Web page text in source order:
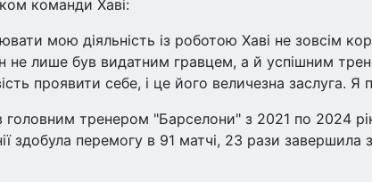
команди Хаві:
мою діяльність із роботою Хаві не зовсім
не лише був видатним гравцем, а й успішним
проявити себе, і це його величезна заслуга.
головним тренером "Барселони" з 2021 по 2024
здобула перемогу в 91 матчі, 23 рази завершила